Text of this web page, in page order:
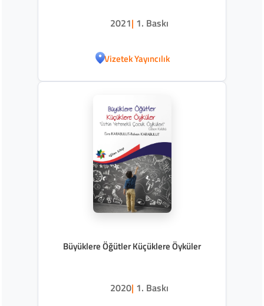
2021| 1. Baskı
Vizetek Yayıncılık
Büyüklere Öğütler Küçüklere Öyküler
2020| 1. Baskı